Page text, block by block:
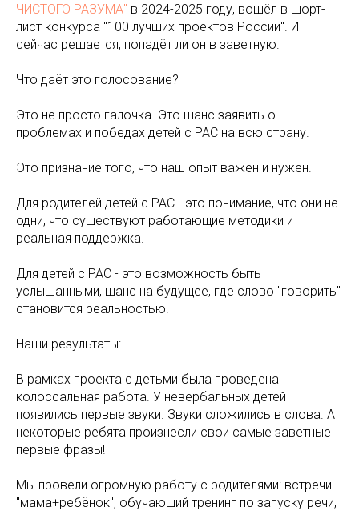
ЧИСТОГО РАЗУМА" в 2024-2025 году, вошёл в шорт-
лист конкурса "100 лучших проектов России". И
сейчас решается, попадёт ли он в заветную.
Что даёт это голосование?
Это не просто галочка. Это шанс заявить о
проблемах и победах детей с РАС на всю страну.
Это признание того, что наш опыт важен и нужен.
Для родителей детей с РАС - это понимание, что они не
одни, что существуют работающие методики и
реальная поддержка.
Для детей с РАС - это возможность быть
услышанными, шанс на будущее, где слово "говорить"
становится реальностью.
Наши результаты:
В рамках проекта с детьми была проведена
колоссальная работа. У невербальных детей
появились первые звуки. Звуки сложились в слова. А
некоторые ребята произнесли свои самые заветные
первые фразы!
Мы провели огромную работу с родителями: встречи
"мама+ребёнок", обучающий тренинг по запуску речи,